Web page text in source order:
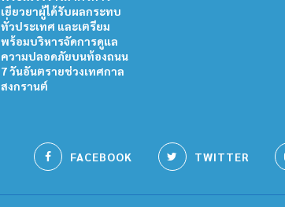
เยียวยาผู้ได้รับผลกระทบ
ทั่วประเทศ และเตรียม
พร้อมบริหารจัดการดูแล
ความปลอดภัยบนท้องถนน
7 วันอันตรายช่วงเทศกาล
สงกรานต์
FACEBOOK TWITTER